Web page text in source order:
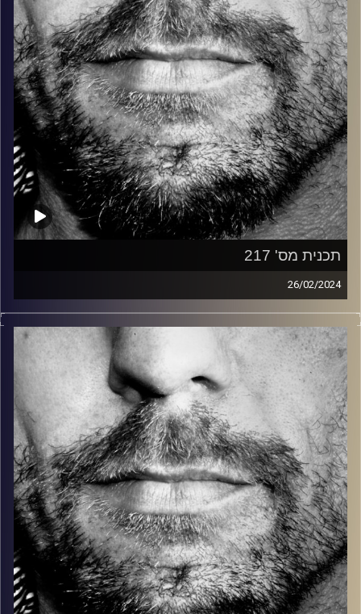
תכנית מס' 217
26/02/2024
זיפים, מוזיקה מחוספסת של הופעות חיות. הרבה ג'אם, רוק,
בלוז, bluegrass, ג'אז, Fאנק, פרוגרסיב ואפילו אלקטרוניקה.
כל מה שחי, אמיתי ונושם.
עם שמוליק רגב.
קרדיט תמונות: David Goehring